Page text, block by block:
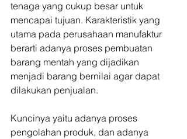
tenaga yang cukup besar untuk
mencapai tujuan. Karakteristik yang
utama pada perusahaan manufaktur
berarti adanya proses pembuatan
barang mentah yang dijadikan
menjadi barang bernilai agar dapat
dilakukan penjualan.
Kuncinya yaitu adanya proses
pengolahan produk, dan adanya